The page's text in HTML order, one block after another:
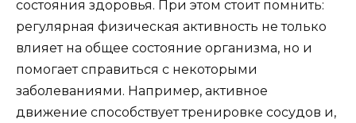
состояния здоровья. При этом стоит помнить:
регулярная физическая активность не только
влияет на общее состояние организма, но и
помогает справиться с некоторыми
заболеваниями. Например, активное
движение способствует тренировке сосудов и,